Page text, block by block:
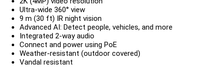
Ultra-wide 360° view
9 m (30 ft) IR night vision
Advanced AI: Detect people, vehicles, and more
Integrated 2-way audio
Connect and power using PoE
Weather-resistant (outdoor covered)
Vandal resistant